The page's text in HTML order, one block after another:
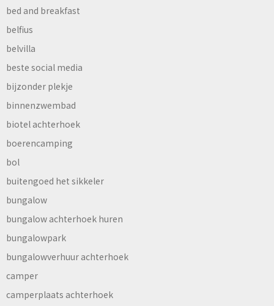
bed and breakfast
belfius
belvilla
beste social media
bijzonder plekje
binnenzwembad
biotel achterhoek
boerencamping
bol
buitengoed het sikkeler
bungalow
bungalow achterhoek huren
bungalowpark
bungalowverhuur achterhoek
camper
camperplaats achterhoek